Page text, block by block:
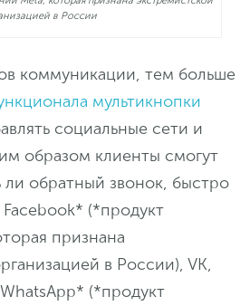
в России
коммуникации, тем больше
мультикнопки
социальные сети и
образом клиенты смогут
ли обратный звонок, быстро
Facebook* (*продукт
признана
в России), VK,
(*продукт